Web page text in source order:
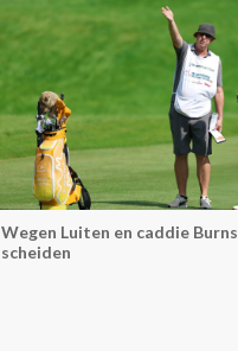
Wegen Luiten en caddie Burns
scheiden